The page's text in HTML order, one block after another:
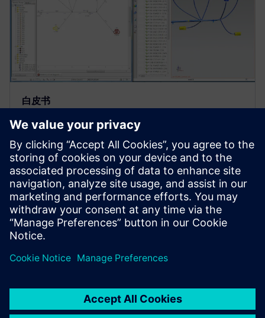
白皮书
可一次成功的汽车 ECAD-MCAD
协同设计
为了持续取得成功，汽车企业必须采用 ECAD-MCAD
协同设计解决方案，以便为他们提供一次成功的宝贵
机会。了解电气和机械领域直接连通而带来的可能
性。